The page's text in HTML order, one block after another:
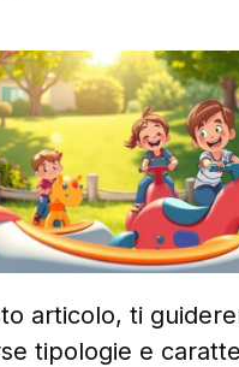
articolo, ti
tipologie e